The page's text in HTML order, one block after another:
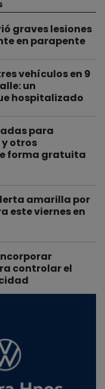
graves lesiones
en parapente
vehículos en 9
un
hospitalizado
para
otros
forma gratuita
amarilla por
este viernes en
controlar el